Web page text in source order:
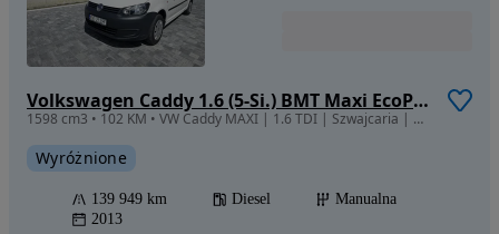
Volkswagen Caddy 1.6 (5-Si.) BMT Maxi EcoProfi
1598 cm3 • 102 KM • VW Caddy MAXI | 1.6 TDI | Szwajcaria | 2 Miejsca | Tempomat | VAT-1? |
Wyróżnione
139 949 km Diesel
Manualna
2013